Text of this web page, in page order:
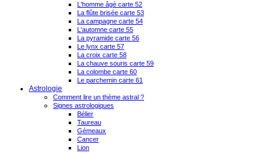
L'homme âgé carte 52
La flûte brisée carte 53
La campagne carte 54
L'automne carte 55
La pyramide carte 56
Le lynx carte 57
La croix carte 58
La chauve souris carte 59
La colombe carte 60
Le parchemin carte 61
Astrologie
Comment lire un thème astral ?
Signes astrologiques
Bélier
Taureau
Gémeaux
Cancer
Lion